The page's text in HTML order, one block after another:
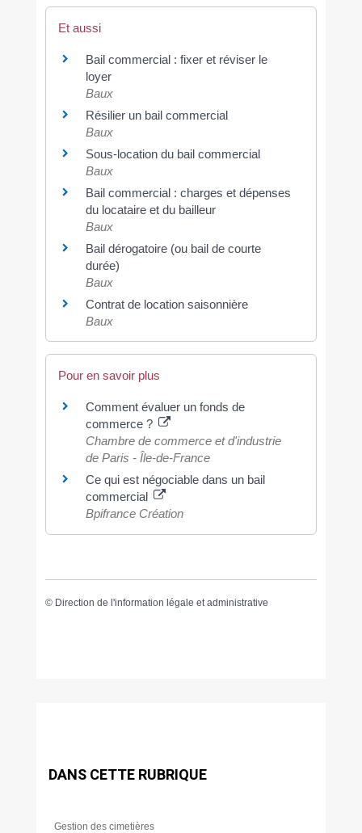
Et aussi
Bail commercial : fixer et réviser le
loyer
Baux
Résilier un bail commercial
Baux
Sous-location du bail commercial
Baux
Bail commercial : charges et dépenses
du locataire et du bailleur
Baux
Bail dérogatoire (ou bail de courte
durée)
Baux
Contrat de location saisonnière
Baux
Pour en savoir plus
Comment évaluer un fonds de
commerce ?
Chambre de commerce et d'industrie
de Paris - Île-de-France
Ce qui est négociable dans un bail
commercial
Bpifrance Création
© Direction de l'information légale et administrative
DANS CETTE RUBRIQUE
Gestion des cimetières